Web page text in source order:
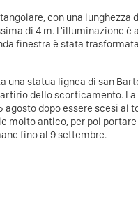
con una lunghezza
di 4 m. L'illuminazione è
finestra è stata
una statua lignea di san
dello scorticamento.
dopo essere scesi al
molto antico, per poi
fino al 9 settembre.